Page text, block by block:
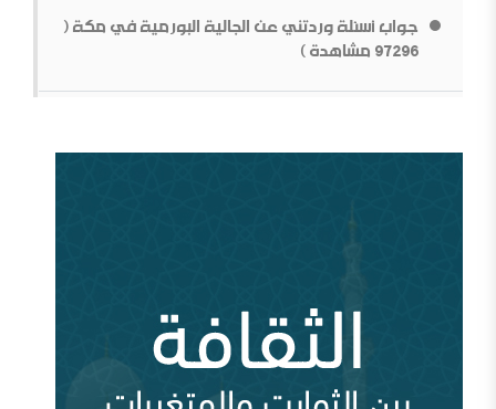
قطع الطريق دون داعش
أين السلفية من الانفصاليين في اليمن
بناء الشخصية السلفية في ظل المتغيرات[محاضرة مفرغة]
جواب أسئلة وردتني عن الجالية البورمية في مكة (
97296 مشاهدة )
مشاهدة )
أزمة قطر وإدارة الأزمة ( 83710 مشاهدة )